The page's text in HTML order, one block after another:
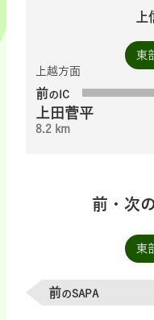
東
上越方面
前のIC
上田菅平
8.2 km
前・次
東
前のSAPA